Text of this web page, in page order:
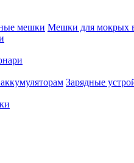
мешки Мешки для мокрых
Зарядные